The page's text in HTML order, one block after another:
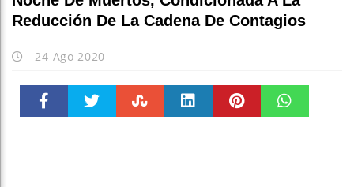
Reducción De La Cadena De Contagios
24 Ago 2020